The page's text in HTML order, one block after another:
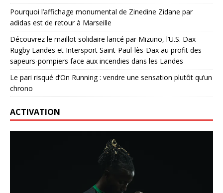
Pourquoi l’affichage monumental de Zinedine Zidane par
adidas est de retour à Marseille
Découvrez le maillot solidaire lancé par Mizuno, l’U.S. Dax
Rugby Landes et Intersport Saint-Paul-lès-Dax au profit des
sapeurs-pompiers face aux incendies dans les Landes
Le pari risqué d’On Running : vendre une sensation plutôt qu’un
chrono
ACTIVATION